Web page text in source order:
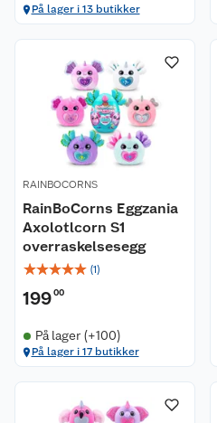
På lager i 13 butikker
RAINBOCORNS
RainBoCorns Eggzania
Axolotlcorn S1
overraskelsesegg
☆☆☆☆☆ (1)
19900
På lager (+100)
På lager i 17 butikker